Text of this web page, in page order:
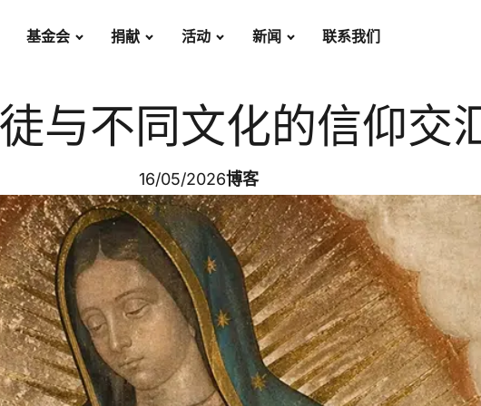
基金会 捐献 活动 新闻 联系我们
与不同文化的信仰交
16/05/2026博客